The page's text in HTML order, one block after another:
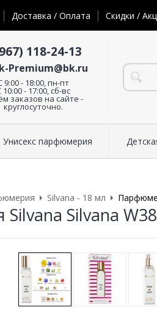
Доставка / Оплата Скидки /
118-24-13
Premium@bk.ru
9:00 - 18:00, пн-пт
10:00 - 17:00, сб-вс
заказов на сайте -
круглосуточно.
Унисекс парфюмерия
Silvana - 18 мл
Silvana